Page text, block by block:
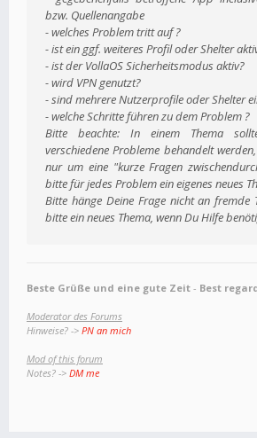
bzw. Quellenangabe
- welches Problem tritt auf ?
- ist ein ggf. weiteres Profil oder Shelter
- ist der VollaOS Sicherheitsmodus aktiv?
- wird VPN genutzt?
- sind mehrere Nutzerprofile oder Shelter
- welche Schritte führen zu dem Problem ?
Bitte beachte: In einem Thema
verschiedene Probleme behandelt
nur um eine "kurze Fragen
bitte für jedes Problem ein eigenes neues
Bitte hänge Deine Frage nicht an fremde
bitte ein neues Thema, wenn Du Hilfe
Beste Grüße und eine gute Zeit - Best
Moderator des Forums
Hinweise? -> PN an mich
Mod of this forum
Notes? -> DM me